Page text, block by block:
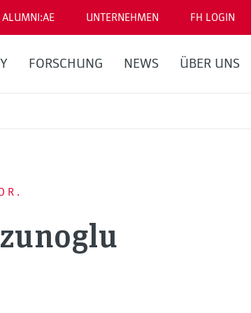
ALUMNI:AE UNTERNEHMEN FH LOGIN
FORSCHUNG NEWS ÜBER UNS